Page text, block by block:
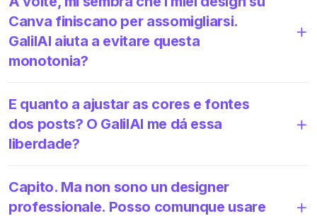
Canva finiscano per assomigliarsi.
GalilAI aiuta a evitare questa
monotonia?
E quanto a ajustar as cores e fontes
dos posts? O GalilAI me dá essa
liberdade?
Capito. Ma non sono un designer
professionale. Posso comunque usare